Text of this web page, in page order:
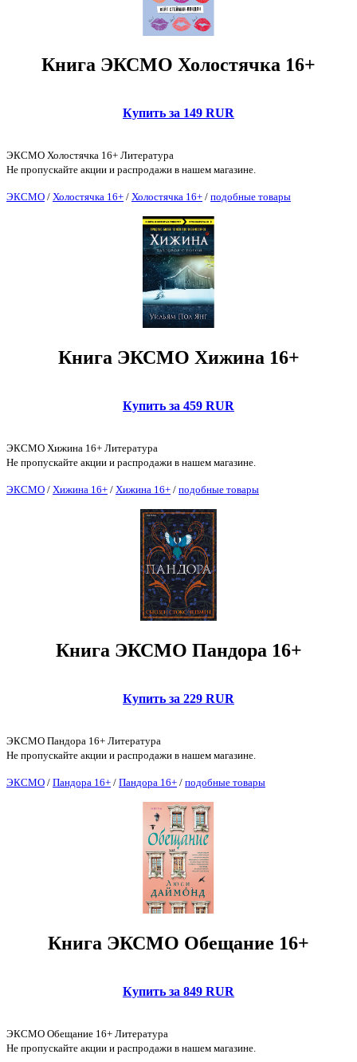
Книга ЭКСМО Холостячка 16+
Купить за 149 RUR
ЭКСМО Холостячка 16+ Литература
Не пропускайте акции и распродажи в нашем магазине.
ЭКСМО / Холостячка 16+ / Холостячка 16+ / подобные товары
Книга ЭКСМО Хижина 16+
Купить за 459 RUR
ЭКСМО Хижина 16+ Литература
Не пропускайте акции и распродажи в нашем магазине.
ЭКСМО / Хижина 16+ / Хижина 16+ / подобные товары
Книга ЭКСМО Пандора 16+
Купить за 229 RUR
ЭКСМО Пандора 16+ Литература
Не пропускайте акции и распродажи в нашем магазине.
ЭКСМО / Пандора 16+ / Пандора 16+ / подобные товары
Книга ЭКСМО Обещание 16+
Купить за 849 RUR
ЭКСМО Обещание 16+ Литература
Не пропускайте акции и распродажи в нашем магазине.